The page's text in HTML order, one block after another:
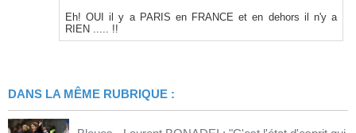
Eh! OUI il y a PARIS en FRANCE et en dehors il n'y a
RIEN ..... !!
DANS LA MÊME RUBRIQUE :